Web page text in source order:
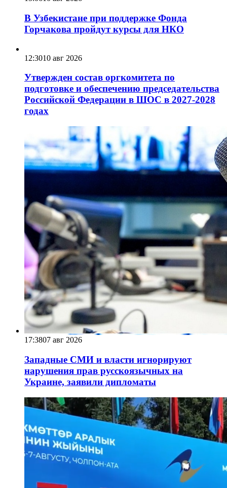
В Узбекистане при поддержке Фонда
Горчакова пройдут курсы для НКО
12:3010 авг 2026
Утвержден состав оргкомитета по
подготовке и обеспечению председательства
Российской Федерации в ШОС в 2027-2028
годах
17:3807 авг 2026
Западные СМИ и власти игнорируют
нарушения прав русскоязычных на
Украине, заявили дипломаты